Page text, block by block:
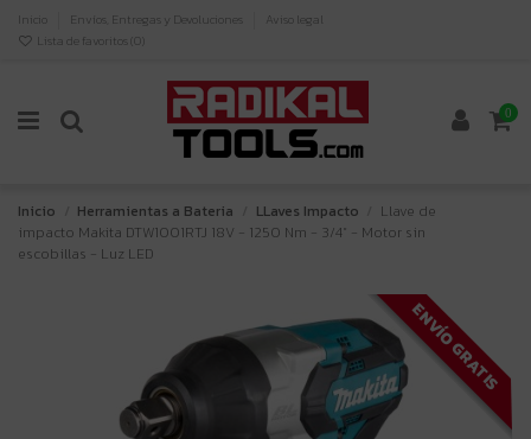
Inicio Envíos, Entregas y Devoluciones
Aviso legal
Lista de favoritos ( 0)
0
Inicio Herramientas a Bateria LLaves Impacto
Llave de
impacto Makita DTW1001RTJ 18V - 1250 Nm - 3/4" - Motor sin
escobillas - Luz LED
ENVÍO GRATIS